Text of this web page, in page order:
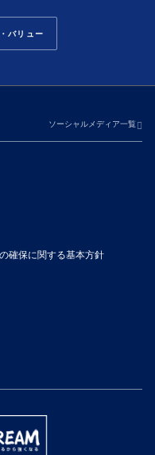
バリュー
ソーシャルメディア一覧
確保に関する基本方針